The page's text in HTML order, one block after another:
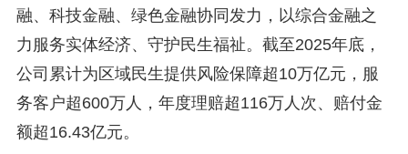
融、科技金融、绿色金融协同发力，以综合金融之
力服务实体经济、守护民生福祉。截至2025年底，
公司累计为区域民生提供风险保障超10万亿元，服
务客户超600万人，年度理赔超116万人次、赔付金
额超16.43亿元。